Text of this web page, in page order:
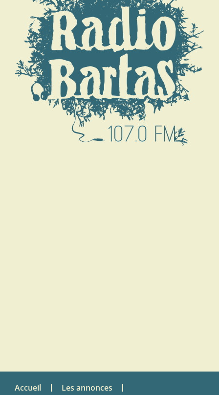
Accueil Les annonces